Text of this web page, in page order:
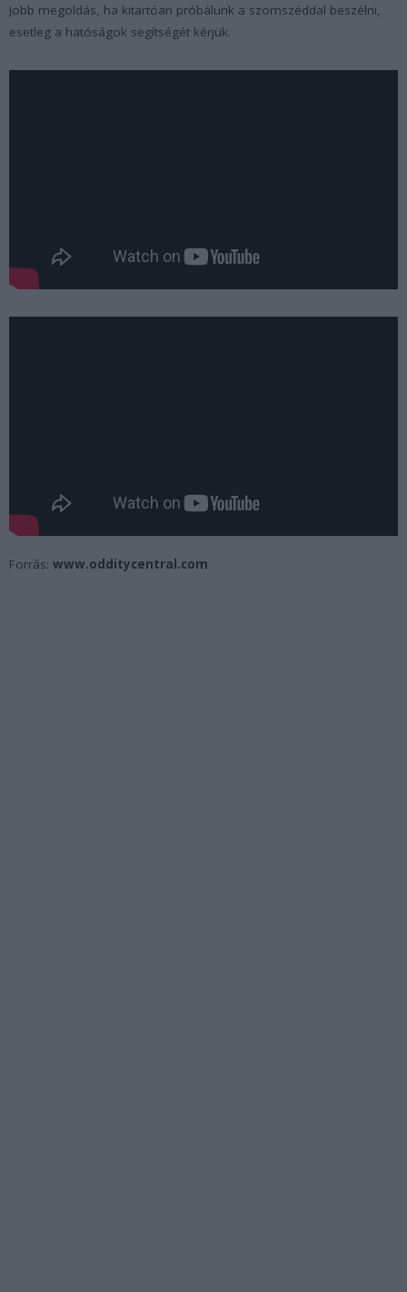
Jobb megoldás, ha kitartóan próbálunk a szomszéddal beszélni,
esetleg a hatóságok segítségét kérjük.
Forrás: www.odditycentral.com